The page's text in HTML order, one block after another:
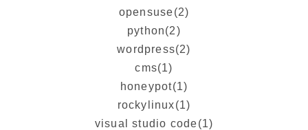
opensuse(2)
python(2)
wordpress(2)
cms(1)
honeypot(1)
rockylinux(1)
visual studio code(1)